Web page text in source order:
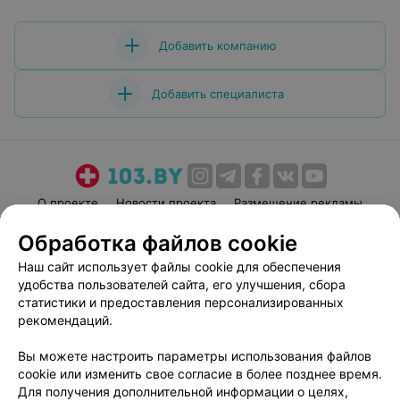
Добавить компанию
Добавить специалиста
О проекте Новости проекта
Размещение рекламы
Пользовательское соглашение
Способы оплаты
Вакансии
Партнеры
Написать руководителю 103.by
Персональные настройки cookie
Обработка персональных данных
Обработка файлов cookie
Наш сайт использует файлы cookie для обеспечения
удобства пользователей сайта, его улучшения, сбора
статистики и предоставления персонализированных
рекомендаций.
Вы можете настроить параметры использования файлов
cookie или изменить свое согласие в более позднее время.
Для получения дополнительной информации о целях,